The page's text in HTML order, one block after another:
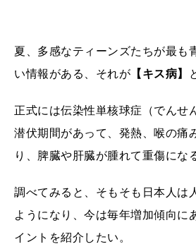
夏、多感なティーンズたちが最も
い情報がある、それが 【キス病】
正式には伝染性単核球症（でんせ
潜伏期間があって、発熱、喉の
り、脾臓や肝臓が腫れて重傷にな
調べてみると、そもそも日本人は
ようになり、今は毎年増加傾向に
イントを紹介したい。